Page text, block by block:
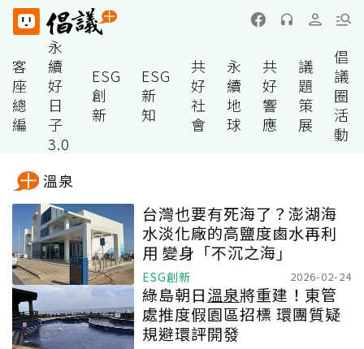
客
座
總
編
永
續
好
日
子
3.0
ESG
創
新
ESG
新
知
共
好
社
會
永
續
地
球
共
好
響
應
議
題
策
展
倡
議
圈
活
動
溫泉
台灣也要有死海了？澎湖海
水淡化廠的高鹽度鹵水再利
用 變身「不沉之海」
ESG創新 2026-02-24
綠島朝日溫泉將重建！東管
處推度假園區招標 環團質疑
規避環評開發